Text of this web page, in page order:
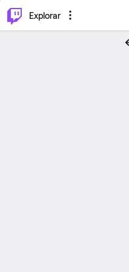
Explorar